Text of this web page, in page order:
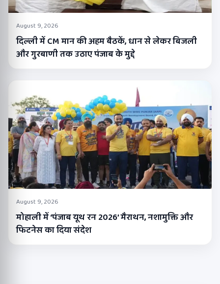
August 9, 2026
दिल्ली में CM मान की अहम बैठकें, धान से लेकर बिजली
और गुरबाणी तक उठाए पंजाब के मुद्दे
August 9, 2026
मोहाली में ‘पंजाब यूथ रन 2026’ मैराथन, नशामुक्ति और
फिटनेस का दिया संदेश